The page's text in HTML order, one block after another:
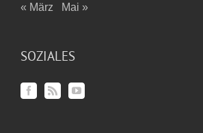
« März
Mai »
SOZIALES